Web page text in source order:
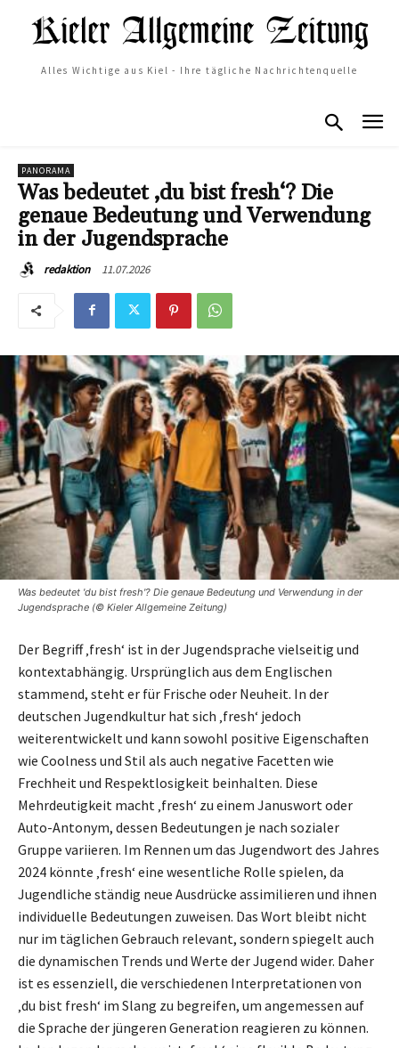
Alles Wichtige aus Kiel - Ihre tägliche Nachrichtenquelle
PANORAMA
Was bedeutet ‚du bist fresh‘? Die
genaue Bedeutung und Verwendung
in der Jugendsprache
redaktion 11.07.2026
Was bedeutet 'du bist fresh'? Die genaue Bedeutung und Verwendung in der
Jugendsprache (© Kieler Allgemeine Zeitung)
Der Begriff ‚fresh‘ ist in der Jugendsprache vielseitig und
kontextabhängig. Ursprünglich aus dem Englischen
stammend, steht er für Frische oder Neuheit. In der
deutschen Jugendkultur hat sich ‚fresh‘ jedoch
weiterentwickelt und kann sowohl positive Eigenschaften
wie Coolness und Stil als auch negative Facetten wie
Frechheit und Respektlosigkeit beinhalten. Diese
Mehrdeutigkeit macht ‚fresh‘ zu einem Januswort oder
Auto-Antonym, dessen Bedeutungen je nach sozialer
Gruppe variieren. Im Rennen um das Jugendwort des Jahres
2024 könnte ‚fresh‘ eine wesentliche Rolle spielen, da
Jugendliche ständig neue Ausdrücke assimilieren und ihnen
individuelle Bedeutungen zuweisen. Das Wort bleibt nicht
nur im täglichen Gebrauch relevant, sondern spiegelt auch
die dynamischen Trends und Werte der Jugend wider. Daher
ist es essenziell, die verschiedenen Interpretationen von
‚du bist fresh‘ im Slang zu begreifen, um angemessen auf
die Sprache der jüngeren Generation reagieren zu können.